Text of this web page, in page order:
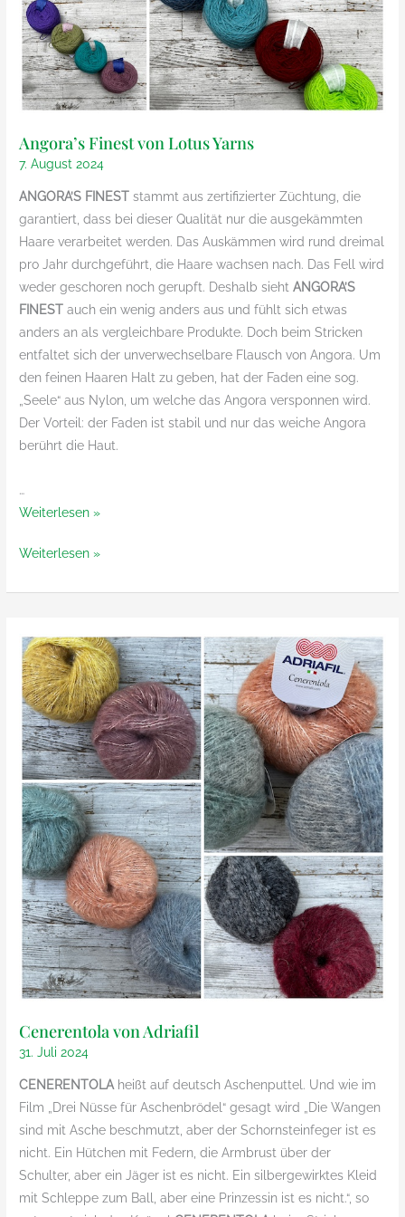
Angora’s Finest von Lotus Yarns
7. August 2024
ANGORA’S FINEST stammt aus zertifizierter Züchtung, die
garantiert, dass bei dieser Qualität nur die ausgekämmten
Haare verarbeitet werden. Das Auskämmen wird rund dreimal
pro Jahr durchgeführt, die Haare wachsen nach. Das Fell wird
weder geschoren noch gerupft. Deshalb siehtANGORA’S
FINEST auch ein wenig anders aus und fühlt sich etwas
anders an als vergleichbare Produkte. Doch beim Stricken
entfaltet sich der unverwechselbare Flausch von Angora. Um
den feinen Haaren Halt zu geben, hat der Faden eine sog.
„Seele“ aus Nylon, um welche das Angora versponnen wird.
Der Vorteil: der Faden ist stabil und nur das weiche Angora
berührt die Haut.
…
Angora’s
von
Weiterlesen »
Angora’s
von
Yarns
Weiterlesen »
Cenerentola von Adriafil
31. Juli 2024
CENERENTOLA heißt auf deutsch Aschenputtel. Und wie im
Film „Drei Nüsse für Aschenbrödel“ gesagt wird „Die Wangen
sind mit Asche beschmutzt, aber der Schornsteinfeger ist es
nicht. Ein Hütchen mit Federn, die Armbrust über der
Schulter, aber ein Jäger ist es nicht. Ein silbergewirktes Kleid
mit Schleppe zum Ball, aber eine Prinzessin ist es nicht.“, so